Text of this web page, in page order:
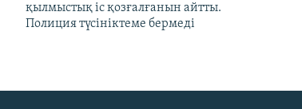
қылмыстық іс қозғалғанын айтты.
Полиция түсініктеме бермеді